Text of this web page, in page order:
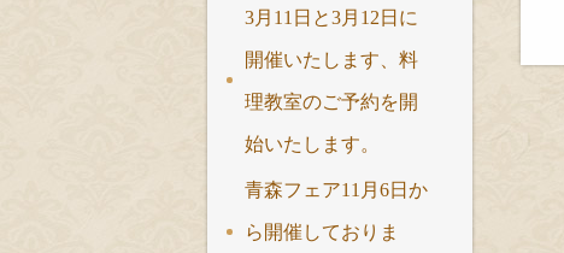
3月11日と3月12日に
開催いたします、料
理教室のご予約を開
始いたします。
青森フェア11月6日か
ら開催しておりま